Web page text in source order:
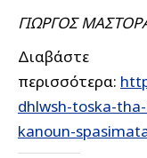
ΓΙΩΡΓΟΣ
Διαβάστε
περισσότερα:
dhlwsh-toska-
kanoun-